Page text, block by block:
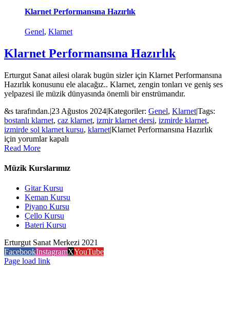
Klarnet Performansına Hazırlık
Genel, Klarnet
Klarnet Performansına Hazırlık
Erturgut Sanat ailesi olarak bugün sizler için Klarnet Performansına
Hazırlık konusunu ele alacağız.. Klarnet, zengin tonları ve geniş ses
yelpazesi ile müzik dünyasında önemli bir enstrümandır.
&s tarafından.|23 Ağustos 2024|Kategoriler: Genel, Klarnet|Tags:
bostanlı klarnet, caz klarnet, izmir klarnet dersi, izmirde klarnet,
izmirde sol klarnet kursu, klarnet|Klarnet Performansına Hazırlık
için yorumlar kapalı
Read More
Müzik Kurslarımız
Gitar Kursu
Keman Kursu
Piyano Kursu
Çello Kursu
Bateri Kursu
Erturgut Sanat Merkezi 2021
FacebookInstagramXYouTube
Page load link